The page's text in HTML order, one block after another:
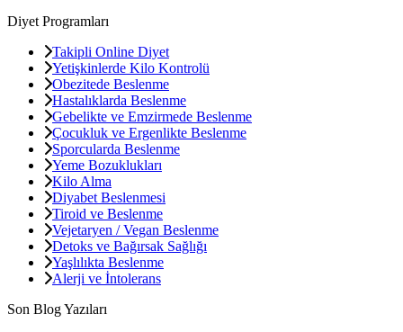
Diyet Programları
Takipli Online Diyet
Yetişkinlerde Kilo Kontrolü
Obezitede Beslenme
Hastalıklarda Beslenme
Gebelikte ve Emzirmede Beslenme
Çocukluk ve Ergenlikte Beslenme
Sporcularda Beslenme
Yeme Bozuklukları
Kilo Alma
Diyabet Beslenmesi
Tiroid ve Beslenme
Vejetaryen / Vegan Beslenme
Detoks ve Bağırsak Sağlığı
Yaşlılıkta Beslenme
Alerji ve İntolerans
Son Blog Yazıları